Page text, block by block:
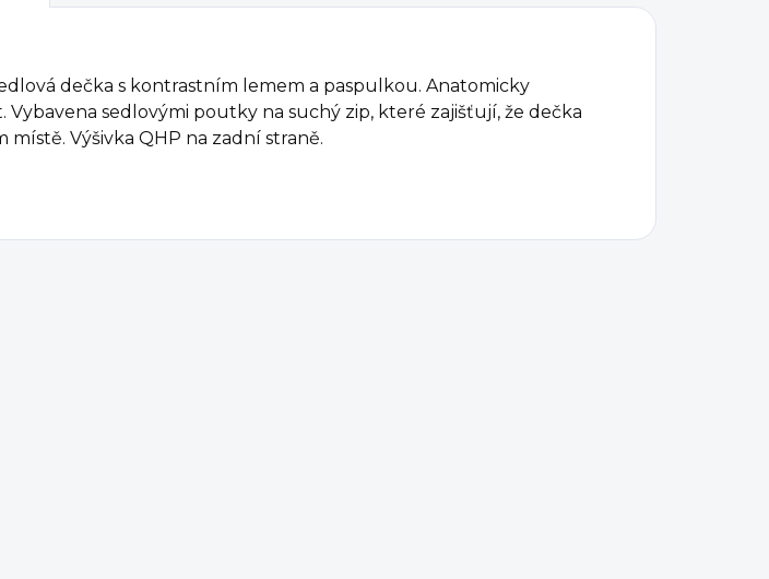
dečka s kontrastním lemem a paspulkou. Anatomicky
Vybavena sedlovými poutky na suchý zip, které zajišťují, že dečka
místě. Výšivka QHP na zadní straně.